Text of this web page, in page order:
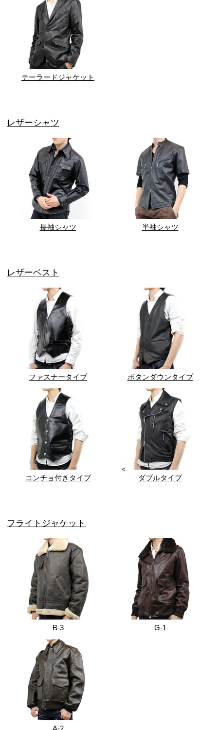
テーラードジャケット
レザーシャツ
長袖シャツ 半袖シャツ
レザーベスト
ファスナータイプ ボタンダウンタイプ
コンチョ付きタイプ
<
ダブルタイプ
フライトジャケット
B-3 G-1